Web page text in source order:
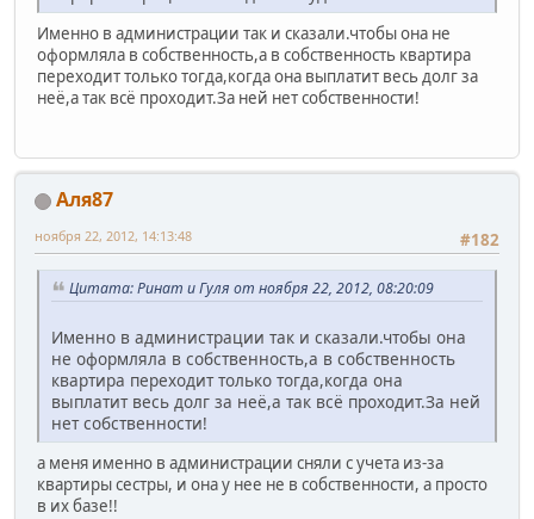
Именно в администрации так и сказали.чтобы она не
оформляла в собственность,а в собственность квартира
переходит только тогда,когда она выплатит весь долг за
неё,а так всё проходит.За ней нет собственности!
Аля87
#182
ноября 22, 2012, 14:13:48
Цитата: Ринат и Гуля от ноября 22, 2012, 08:20:09
Именно в администрации так и сказали.чтобы она
не оформляла в собственность,а в собственность
квартира переходит только тогда,когда она
выплатит весь долг за неё,а так всё проходит.За ней
нет собственности!
а меня именно в администрации сняли с учета из-за
квартиры сестры, и она у нее не в собственности, а просто
в их базе!!